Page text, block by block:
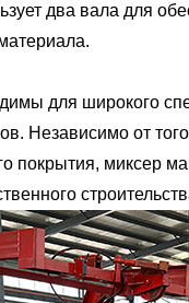
два вала для
для широкого
Независимо от
покрытия, миксер